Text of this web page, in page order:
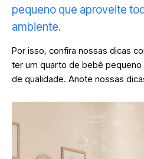
pequeno que aproveite
ambiente.
Por isso, confira nossas dicas
ter um quarto de bebê
de qualidade. Anote nossas